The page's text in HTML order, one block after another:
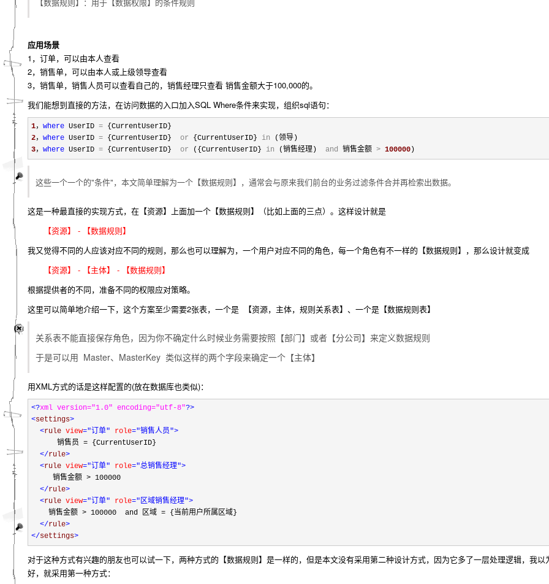
应用场景
1，订单，可以由本人查看
2，销售单，可以由本人或上级领导查看
3，销售单，销售人员可以查看自己的，销售经理只查看 销售金额大于100,000的。
我们能想到直接的方法，在访问数据的入口加入SQL Where条件来实现，组织sql语句：
1， where UserID = {CurrentUserID}
2， where UserID = {CurrentUserID} or {CurrentUserID} in (领导)
3， where UserID = {CurrentUserID} or ({CurrentUserID} in (销售经理) and 销售金额 > 100000 )
这些一个一个的"条件"，本文简单理解为一个【数据规则】，通常会与原来我们前台的业务过滤条件合并再检索出数据。
这是一种最直接的实现方式，在【资源】上面加一个【数据规则】（比如上面的三点）。这样设计就是
【资源】 - 【数据规则】
我又觉得不同的人应该对应不同的规则，那么也可以理解为，一个用户对应不同的角色，每一个角色有不一样的【数据规则】，那么设计就变成
【资源】 - 【主体】 - 【数据规则】
根据提供者的不同，准备不同的权限应对策略。
这里可以简单地介绍一下， 这个方案至少需要2张表，一个是 【资源，主体，规则关系表】、一个是【数据规则表】
关系表不能直接保存角色，因为你不确定什么时候业务需要按照【部门】或者【分公司】来定义数据规则
于是可以用 Master、MasterKey 类似这样的两个字段来确定一个【主体】
用XML方式的话是这样配置的(放在数据库也类似)：
<?xml version="1.0" encoding="utf-8"?>
<settings>
<rule view="订单" role="销售人员">
      销售员 = {CurrentUserID}
</rule>
<rule view="订单" role="总销售经理">
     销售金额 > 100000
</rule>
<rule view="订单" role="区域销售经理">
    销售金额 > 100000  and 区域 = {当前用户所属区域}
</rule>
</settings>
对于这种方式有兴趣的朋友也可以试一下，两种方式的【数据规则】是一样的，但是本文没有采用第二种设计方式，因为它多了一层处理逻辑，我以
好， 就采用第一种方式：